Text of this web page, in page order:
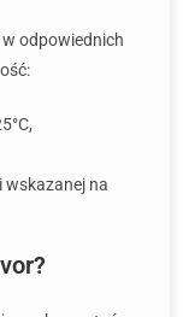
odpowiednich
wskazanej na